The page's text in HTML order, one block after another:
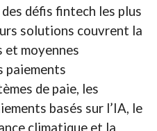
défis fintech les plus
solutions couvrent la
et moyennes
paiements
de paie, les
basés sur l’IA, le
climatique et la